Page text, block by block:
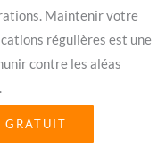
Maintenir votre
régulières est une
contre les aléas